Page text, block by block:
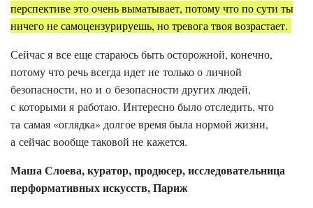
перспективе это очень выматывает, потому что по сути ты
ничего не самоцензурируешь, но тревога твоя возрастает.
Сейчас я все еще стараюсь быть осторожной, конечно,
потому что речь всегда идет не только о личной
безопасности, но и о безопасности других людей,
с которыми я работаю. Интересно было отследить, что
та самая «оглядка» долгое время была нормой жизни,
а сейчас вообще таковой не кажется.
Маша Слоева, куратор, продюсер, исследовательница
перформативных искусств, Париж